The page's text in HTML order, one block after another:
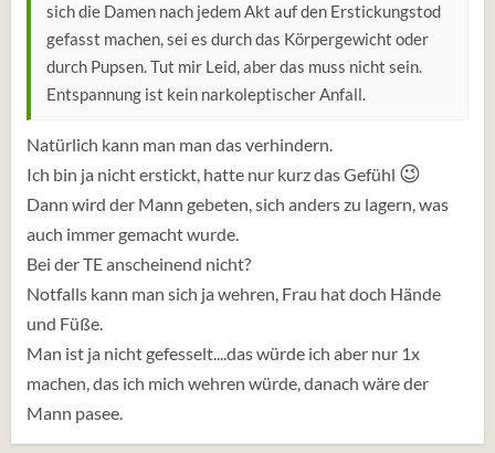
sich die Damen nach jedem Akt auf den Erstickungstod
gefasst machen, sei es durch das Körpergewicht oder
durch Pupsen. Tut mir Leid, aber das muss nicht sein.
Entspannung ist kein narkoleptischer Anfall.
Natürlich kann man man das verhindern.
Ich bin ja nicht erstickt, hatte nur kurz das Gefühl 😉
Dann wird der Mann gebeten, sich anders zu lagern, was
auch immer gemacht wurde.
Bei der TE anscheinend nicht?
Notfalls kann man sich ja wehren, Frau hat doch Hände
und Füße.
Man ist ja nicht gefesselt....das würde ich aber nur 1x
machen, das ich mich wehren würde, danach wäre der
Mann pasee.